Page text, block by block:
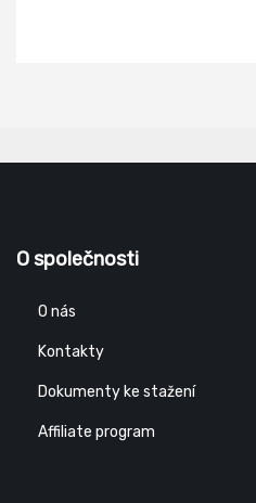
O společnosti
O nás
Kontakty
Dokumenty ke stažení
Affiliate program